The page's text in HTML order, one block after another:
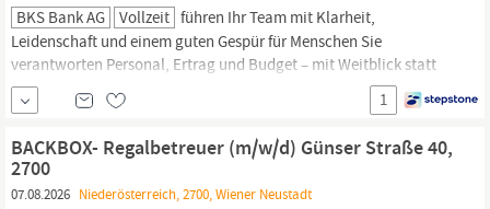
BKS Bank AG Vollzeit führen Ihr Team mit Klarheit,
Leidenschaft und einem guten Gespür für Menschen Sie
verantworten Personal, Ertrag und Budget – mit Weitblick statt
Scheuklappen Sie betreuen aktiv Ihre Kund:innen, bewerten
Kreditrisiken und handeln verantwortungsbewusst Sie sind das
Gesicht der BKS Bank in und pflegen starke Netzwerke mit...
1
BACKBOX- Regalbetreuer (m/w/d) Günser Straße 40,
2700
07.08.2026 Niederösterreich, 2700, Wiener Neustadt